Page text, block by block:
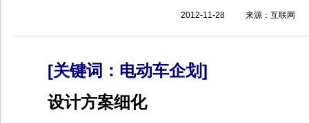
2012-11-28 来源： 互联网
[关键词：电动车企划]
设计方案细化